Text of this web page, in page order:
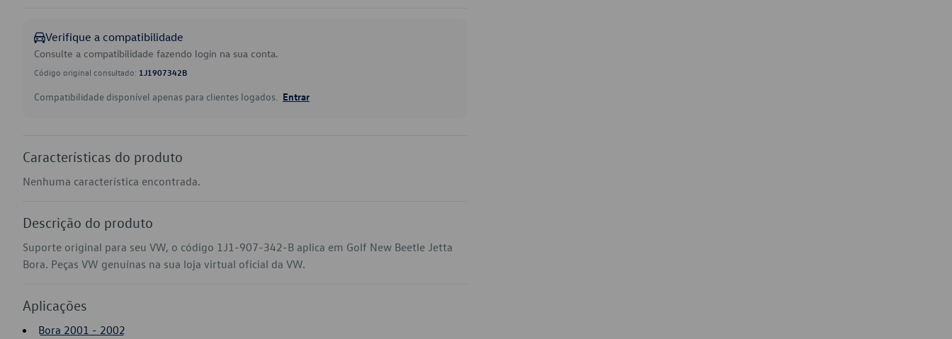
Verifique a compatibilidade
Consulte a compatibilidade fazendo login na sua conta.
Código original consultado: 1J1907342B
Compatibilidade disponível apenas para clientes logados. Entrar
Características do produto
Nenhuma característica encontrada.
Descrição do produto
Suporte original para seu VW, o código 1J1-907-342-B aplica em Golf New Beetle Jetta
Bora. Peças VW genuínas na sua loja virtual oficial da VW.
Aplicações
Bora 2001 - 2002